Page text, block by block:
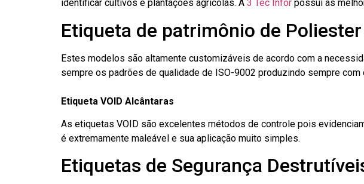
identificar cultivos e plantações agrícolas. A 3 Tec Infor possui as
Etiqueta de patrimônio de
Estes modelos são altamente customizáveis de acordo com a
sempre os padrões de qualidade de ISO-9002 produzindo sempre
Etiqueta VOID Alcântaras
As etiquetas VOID são excelentes métodos de controle pois
é extremamente maleável e sua aplicação muito simples.
Etiquetas de Segurança